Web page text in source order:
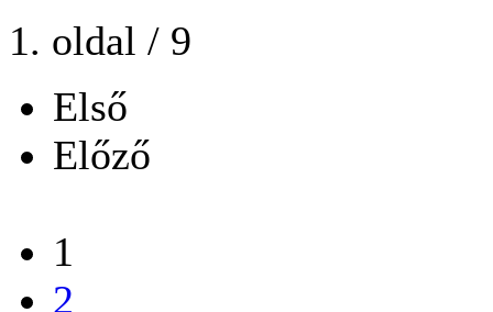
1. oldal / 9
Első
Előző
1
2